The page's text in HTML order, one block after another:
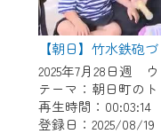
【朝日】竹水鉄砲づ
2025年7月28日週
テーマ：朝日町の
再生時間：00:03:14
登録日：2025/08/19